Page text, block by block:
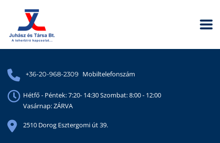
+36-20-968-2309 Mobiltelefonszám
Hétfő - Péntek: 7:20- 14:30 Szombat: 8:00 - 12:00
Vasárnap: ZÁRVA
2510 Dorog Esztergomi út 39.